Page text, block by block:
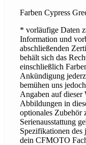
Farben Cypress
* vorläufige Daten
Information und
abschließenden
behält sich das
einschließlich
Ankündigung
bemühen uns
Angaben auf dieser
Abbildungen in
optionales Zubehör
Serienausstattung
Spezifikationen des
dein CFMOTO